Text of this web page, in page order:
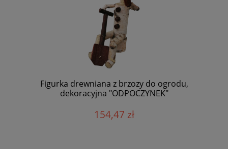
Figurka drewniana z brzozy do ogrodu,
dekoracyjna "ODPOCZYNEK"
154,47 zł